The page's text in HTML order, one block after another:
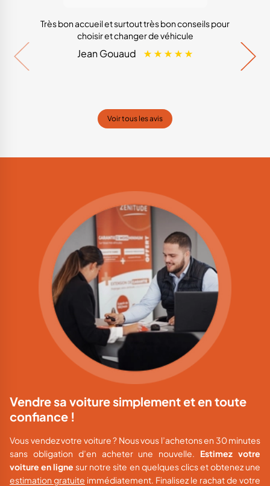
Très bon accueil et surtout très bon conseils pour
choisir et changer de véhicule
Jean Gouaud
Voir tous les avis
Vendre sa voiture simplement et en toute
confiance !
Vous vendez votre voiture ? Nous vous l’achetonsen 30 minutes
sans obligation d’en acheter une nouvelle. Estimez votre
voiture en ligne sur notre site en quelques clics etobtenez une
estimation gratuite immédiatement. Finalisez le rachat de votre